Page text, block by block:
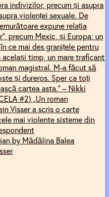
indivizilor, precum și asupra
violenței sexuale. De
expune relația
precum Mexic, și Europa: un
ce mai des granițele pentru
timp, un mare traficant
magistral. M-a făcut să
și dureros. Sper ca toți
cartea asta.” – Nikki
#2) „Un roman
Visser a scris o carte
mai violente sisteme din
by Mădălina Balea